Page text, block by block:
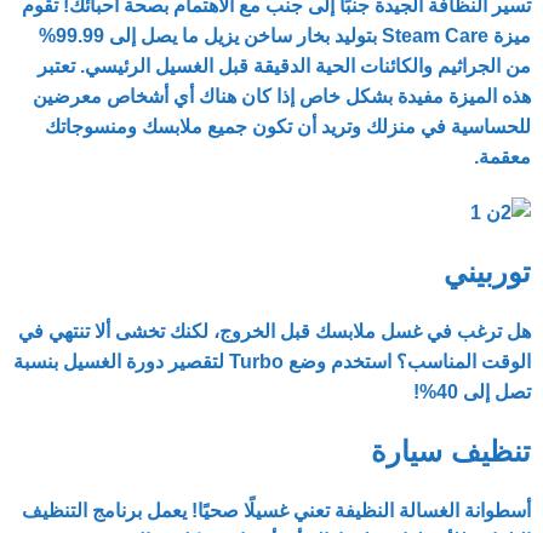
تسير النظافة الجيدة جنبًا إلى جنب مع الاهتمام بصحة أحبائك! تقوم
ميزة Steam Care بتوليد بخار ساخن يزيل ما يصل إلى 99.99%
من الجراثيم والكائنات الحية الدقيقة قبل الغسيل الرئيسي. تعتبر
هذه الميزة مفيدة بشكل خاص إذا كان هناك أي أشخاص معرضين
للحساسية في منزلك وتريد أن تكون جميع ملابسك ومنسوجاتك
معقمة.
توربيني
هل ترغب في غسل ملابسك قبل الخروج، لكنك تخشى ألا تنتهي في
الوقت المناسب؟ استخدم وضع Turbo لتقصير دورة الغسيل بنسبة
تصل إلى 40%!
تنظيف سيارة
أسطوانة الغسالة النظيفة تعني غسيلًا صحيًا! يعمل برنامج التنظيف